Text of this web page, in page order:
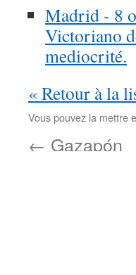
Madrid - 8
Victoriano
mediocrité.
« Retour à la
Vous pouvez la mettre
← Gazapón